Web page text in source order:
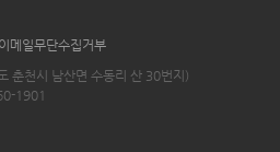
이메일무단수집거부
춘천시 남산면 수동리 산 30번지)
1901